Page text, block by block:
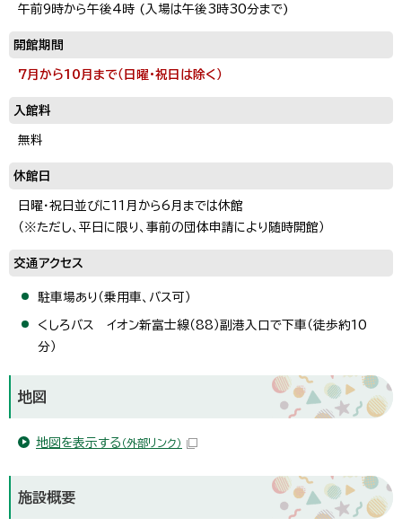
午前9時から午後4時 (入場は午後3時30分まで)
開館期間
7月から10月まで（日曜・祝日は除く）
入館料
無料
休館日
日曜・祝日並びに11月から6月までは休館
（※ただし、平日に限り、事前の団体申請により随時開館）
交通アクセス
駐車場あり（乗用車、バス可）
くしろバス イオン新富士線（88）副港入口で下車（徒歩約10
分）
地図
地図を表示する （外部リンク）
施設概要